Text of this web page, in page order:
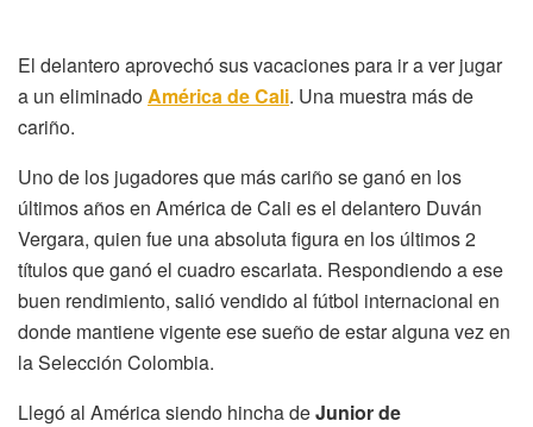
El delantero aprovechó sus vacaciones para ir a ver jugar
a un eliminadoAmérica de Cali. Una muestra más de
cariño.
Uno de los jugadores que más cariño se ganó en los
últimos años en América de Cali es el delantero Duván
Vergara, quien fue una absoluta figura en los últimos 2
títulos que ganó el cuadro escarlata. Respondiendo a ese
buen rendimiento, salió vendido al fútbol internacional en
donde mantiene vigente ese sueño de estar alguna vez en
la Selección Colombia.
Llegó al América siendo hincha deJunior de